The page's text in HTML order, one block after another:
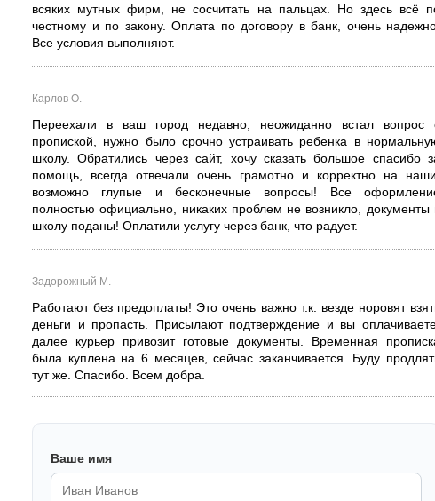
всяких мутных фирм, не сосчитать на пальцах. Но здесь всё
честному и по закону. Оплата по договору в банк, очень
Все условия выполняют.
Карлов О.
Переехали в ваш город недавно, неожиданно встал вопрос
пропиской, нужно было срочно устраивать ребенка в
школу. Обратились через сайт, хочу сказать большое спасибо
помощь, всегда отвечали очень грамотно и корректно на наши,
возможно глупые и бесконечные вопросы! Все
полностью официально, никаких проблем не возникло, документы
школу поданы! Оплатили услугу через банк, что радует.
Задорожный М.
Работают без предоплаты! Это очень важно т.к. везде норовят
деньги и пропасть. Присылают подтверждение и вы
далее курьер привозит готовые документы. Временная
была куплена на 6 месяцев, сейчас заканчивается. Буду
тут же. Спасибо. Всем добра.
Ваше имя